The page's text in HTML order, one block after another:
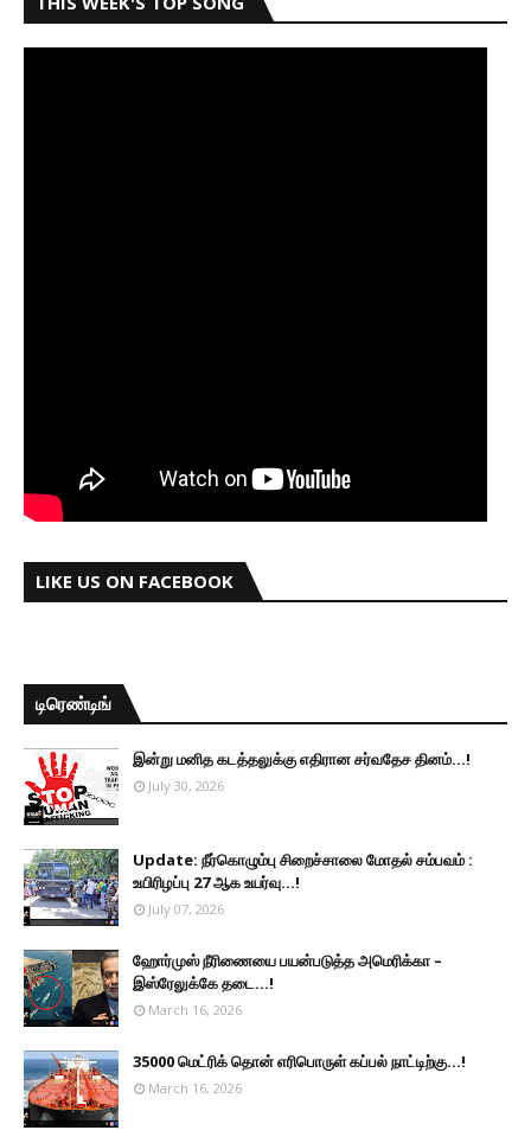
LIKE US ON FACEBOOK
டிரெண்டிங்
இன்று மனித கடத்தலுக்கு எதிரான சர்வதேச தினம்...!
July 30, 2026
Update: நீர்கொழும்பு சிறைச்சாலை மோதல் சம்பவம் :
உயிரிழப்பு 27 ஆக உயர்வு...!
July 07, 2026
ஹோர்முஸ் நீரிணையை பயன்படுத்த அமெரிக்கா –
இஸ்ரேலுக்கே தடை...!
March 16, 2026
35000 மெட்ரிக் தொன் எரிபொருள் கப்பல் நாட்டிற்கு...!
March 16, 2026